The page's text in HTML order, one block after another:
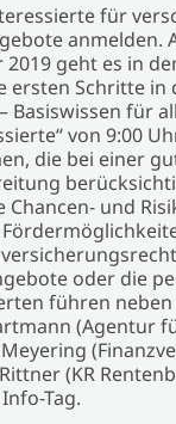
für
anmelden.
geht es in
ersten Schritte in
Basiswissen für
von 9:00
die bei einer
Chancen- und
oder die
führen
(Agentur
(KR
Tag.